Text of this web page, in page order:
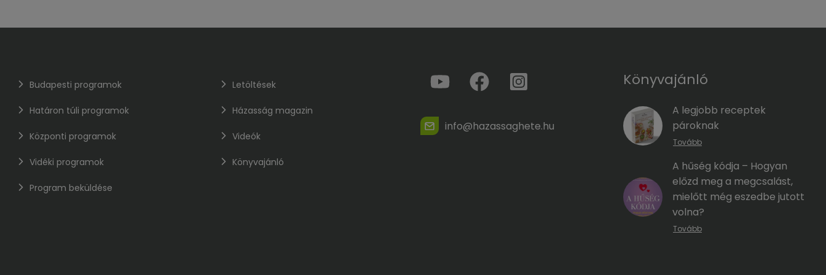
Budapesti programok
Határon túli programok
Központi programok
Vidéki programok
Program beküldése
Letöltések
Házasság magazin
Videók
Könyvajánló
info@hazassaghete.hu
Könyvajánló
A legjobb receptek
pároknak
Tovább
A hűség kódja – Hogyan
előzd meg a megcsalást,
mielőtt még eszedbe jutott
volna?
Tovább